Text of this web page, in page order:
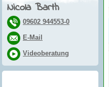
Nicola Barth
09602 944553-0
E-Mail
Videoberatung